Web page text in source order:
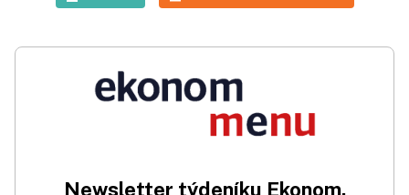
Newsletter týdeníku Ekonom.